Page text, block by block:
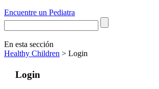
Encuentre un Pediatra
En esta sección
Healthy Children > Login
Login